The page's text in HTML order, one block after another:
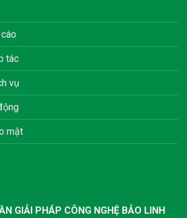
tác
vụ
mật
GIẢI PHÁP CÔNG NGHỆ BẢO LINH